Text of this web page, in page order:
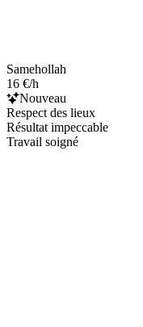
Samehollah
16 €/h
Nouveau
Respect des lieux
Résultat impeccable
Travail soigné